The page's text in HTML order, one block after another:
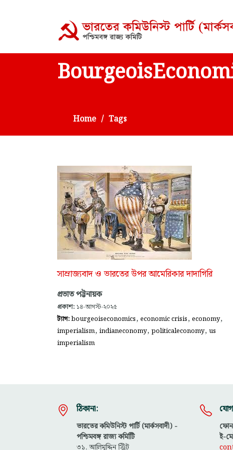
Home Tags
সাম্রাজ্যবাদ ও ভারতের উপর আমেরিকার দাদাগিরি
প্রভাত পট্টনায়ক
প্রকাশ: ১৪-আগস্ট-২০২৫
ট্যাগ:bourgeoiseconomics, economic crisis, economy,
imperialism, indianeconomy, politicaleconomy, us
imperialism
ঠিকানা:
ভারতের কমিউনিস্ট পার্টি (মার্কসবাদী) -
পশ্চিমবঙ্গ রাজ্য কমিটিি
৩১, আলিমুদ্দিন স্ট্রিট
ই-